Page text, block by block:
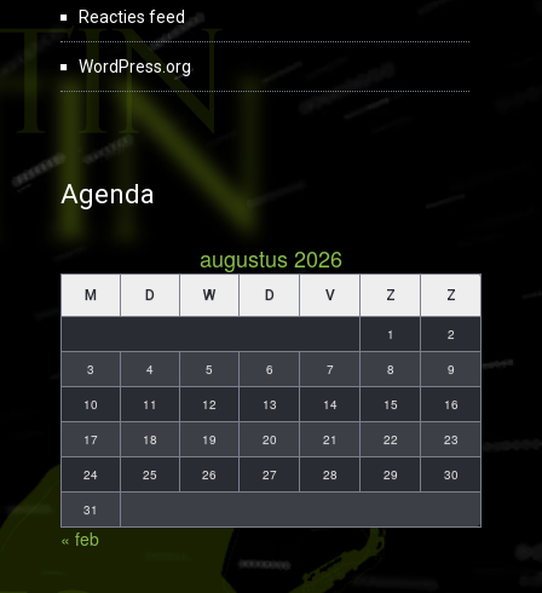
Reacties feed
WordPress.org
Agenda
augustus 2026
M D W D V Z Z
1 2
3 4 5 6 7 8 9
10 11 12 13 14 15 16
17 18 19 20 21 22 23
24 25 26 27 28 29 30
31
« feb